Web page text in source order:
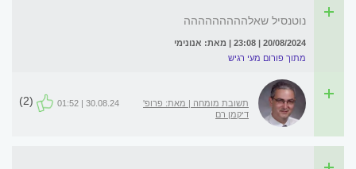
נוטנסיל שאלההההההההה
20/08/2024 | 23:08 | מאת: אנונימי
מתוך פורום מעי רגיש
תשובת מומחה | מאת: פרופ'
דיקמן רם
30.08.24 | 01:52
(2)